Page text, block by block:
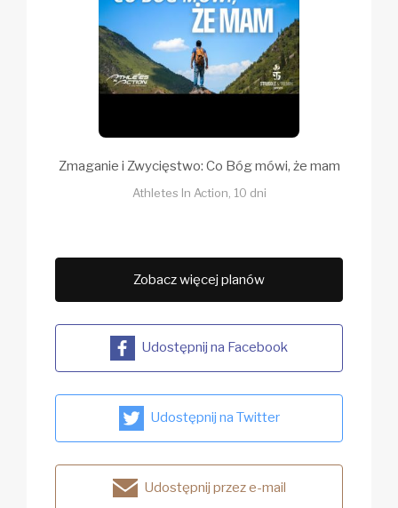
Zmaganie i Zwycięstwo: Co Bóg mówi, że mam
Athletes In Action, 10 dni
Zobacz więcej planów
Udostępnij na Facebook
Udostępnij na Twitter
Udostępnij przez e-mail